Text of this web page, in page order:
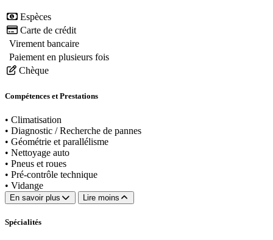
Espèces
Carte de crédit
Virement bancaire
Paiement en plusieurs fois
Chèque
Compétences et Prestations
• Climatisation
• Diagnostic / Recherche de pannes
• Géométrie et parallélisme
• Nettoyage auto
• Pneus et roues
• Pré-contrôle technique
• Vidange
En savoir plus Lire moins
Spécialités